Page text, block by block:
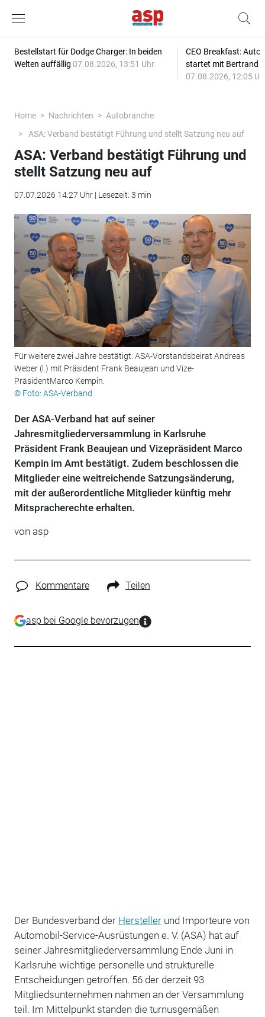
Bestellstart für Dodge Charger: In beiden
Welten auffällig 07.08.2026, 13:51 Uhr
CEO Breakfast:
startet mit Bertrand
07.08.2026, 12:05
Home Nachrichten
Autobranche
ASA: Verband bestätigt Führung und stellt Satzung neu auf
ASA: Verband bestätigt Führung und
stellt Satzung neu auf
07.07.2026 14:27 Uhr | Lesezeit: 3 min
Für weitere zwei Jahre bestätigt: ASA-Vorstandsbeirat Andreas
Weber (l.) mit Präsident Frank Beaujean und Vize-
PräsidentMarco Kempin.
© Foto: ASA-Verband
Der ASA-Verband hat auf seiner
Jahresmitgliederversammlung in Karlsruhe
Präsident Frank Beaujean und Vizepräsident Marco
Kempin im Amt bestätigt. Zudem beschlossen die
Mitglieder eine weitreichende Satzungsänderung,
mit der außerordentliche Mitglieder künftig mehr
Mitspracherechte erhalten.
von asp
Kommentare Teilen
asp bei Google bevorzugen
Der Bundesverband der Herstellerund Importeure von
Automobil-Service-Ausrüstungen e. V. (ASA) hat auf
seiner Jahresmitgliederversammlung Ende Juni in
Karlsruhe wichtige personelle und strukturelle
Entscheidungen getroffen. 56 der derzeit 93
Mitgliedsunternehmen nahmen an der Versammlung
teil. Im Mittelpunkt standen die turnusgemäßen